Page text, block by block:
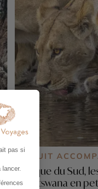
CIRCUIT
L'Afrique du Sud,
le Botswana en